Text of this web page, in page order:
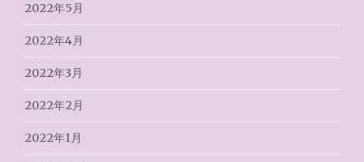
2022年5月
2022年4月
2022年3月
2022年2月
2022年1月